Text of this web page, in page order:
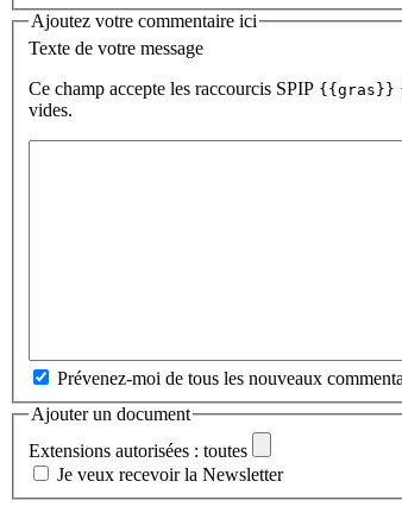
Ajoutez votre commentaire ici
Texte de votre message
Ce champ accepte les raccourcis SPIP {{gras}}
vides.
Prévenez-moi de tous les nouveaux
Ajouter un document
Extensions autorisées : toutes
Je veux recevoir la Newsletter